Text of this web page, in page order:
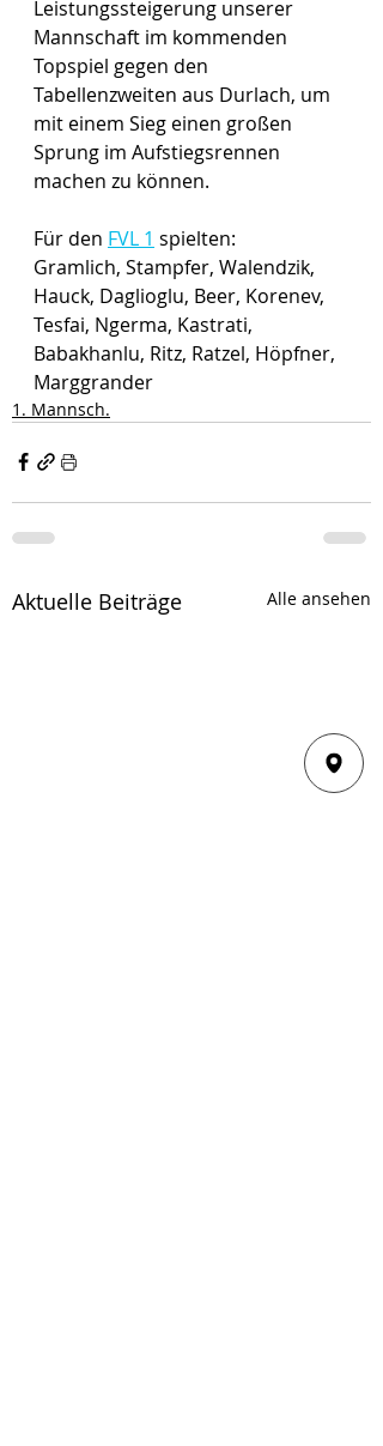
Leistungssteigerung unserer
Mannschaft im kommenden
Topspiel gegen den
Tabellenzweiten aus Durlach, um
mit einem Sieg einen großen
Sprung im Aufstiegsrennen
machen zu können.
Für den FVL 1 spielten:
Gramlich, Stampfer, Walendzik,
Hauck, Daglioglu, Beer, Korenev,
Tesfai, Ngerma, Kastrati,
Babakhanlu, Ritz, Ratzel, Höpfner,
Marggrander
1. Mannsch.
Aktuelle Beiträge Alle ansehen